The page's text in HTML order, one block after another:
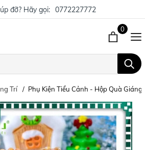
đỡ? Hãy gọi: 0772227772
0
Trí Phụ Kiện Tiểu Cảnh - Hộp Quà